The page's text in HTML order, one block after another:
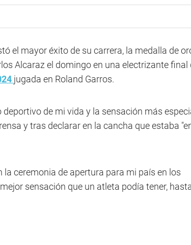
el mayor éxito de su carrera, la medalla de
Alcaraz el domingo en una electrizante final
jugada en Roland Garros.
de mi vida y la sensación más
y tras declarar en la cancha que estaba
la ceremonia de apertura para mi país en los
sensación que un atleta podía tener,